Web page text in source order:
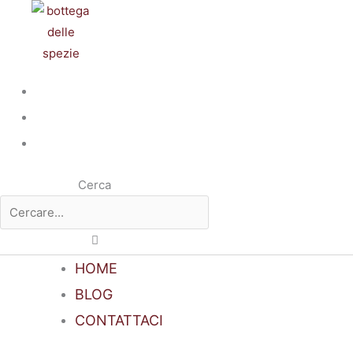
contenuto
Cerca
HOME
BLOG
CONTATTACI